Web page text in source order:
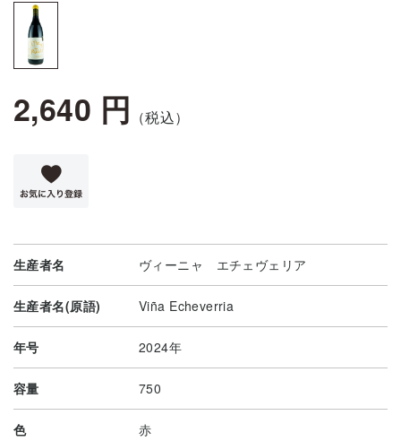
2,640 円 （税込）
生産者名 ヴィーニャ エチェヴェリア
生産者名(原語) Viña Echeverria
年号 2024年
容量 750
色 赤